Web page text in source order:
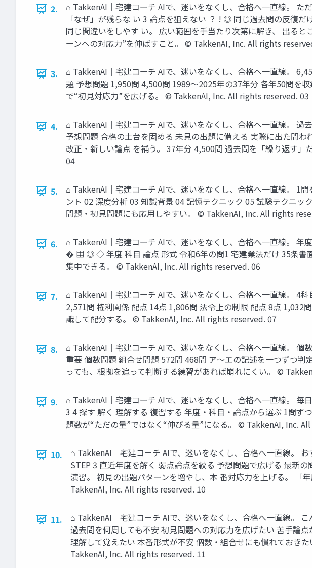
2.
⌂ TakkenAI｜宅建コーチ AIで、迷いをなくし、合格へ一直線。
「なぜ」が残らな い 3 論点を狙えない ？ ! ◎ 同じ過去問の反復
同じ間違いをしやす い。 広い範囲を手当たり次第に解き、 出る
ーンへの対応力”を伸ばすこと。 © TakkenAI, Inc. All rights
3.
⌂ TakkenAI｜宅建コーチ AIで、迷いをなくし、合格へ一直線。
題 予想問題 1,950問 4,500問 1989〜2025年の37年分 各年50問を
で“初見対応力”を広げる。 © TakkenAI, Inc. All rights reserved. 03
4.
⌂ TakkenAI｜宅建コーチ AIで、迷いをなくし、合格へ一直線。
予想問題 合格の土台を固める 未見の出題に備える 実際に出た問
改正・新しい論点 を補う。 37年分 4,500問 過去問を「繰り返す
04
5.
⌂ TakkenAI｜宅建コーチ AIで、迷いをなくし、合格へ一直線。 1
ント 02 深度分析 03 知識背景 04 記憶テクニック 05 試験テクニ
問題・初見問題にも応用しやすい。 © TakkenAI, Inc. All rights
6.
⌂ TakkenAI｜宅建コーチ AIで、迷いをなくし、合格へ一直線。
� ▦ ◎ ◇ 年度 科目 論点 形式 令和6年の問1 宅建業法だけ 35条書
集中できる。 © TakkenAI, Inc. All rights reserved. 06
7.
⌂ TakkenAI｜宅建コーチ AIで、迷いをなくし、合格へ一直線。 4
2,571問 権利関係 配点 14点 1,806問 法令上の制限 配点 8点 1,032
識して配分する。 © TakkenAI, Inc. All rights reserved. 07
8.
⌂ TakkenAI｜宅建コーチ AIで、迷いをなくし、合格へ一直線。
重要 個数問題 組合せ問題 572問 468問 ア〜エの記述を一つずつ
っても、根拠を追って判断する練習があれば崩れにくい。 ©
9.
⌂ TakkenAI｜宅建コーチ AIで、迷いをなくし、合格へ一直線。
3 4 探す 解く 理解する 復習する 年度・科目・論点から選ぶ 1問
題数が“ただの量”ではなく“伸びる量”になる。 © TakkenAI, Inc.
10.
⌂ TakkenAI｜宅建コーチ AIで、迷いをなくし、合格へ一直線。
STEP 3 直近年度を解く 弱点論点を絞る 予想問題で広げる 最新
演習。 初見の出題パターンを増やし、本 番対応力を上げる。
TakkenAI, Inc. All rights reserved. 10
11.
⌂ TakkenAI｜宅建コーチ AIで、迷いをなくし、合格へ一直線。
過去問を何周しても不安 初見問題への対応力を広げたい 苦手論
理解して覚えたい 本番形式が不安 個数・組合せにも慣れておき
TakkenAI, Inc. All rights reserved. 11